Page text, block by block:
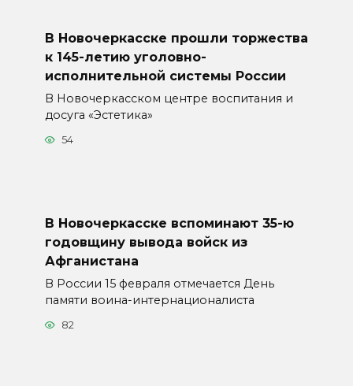
В Новочеркасске прошли торжества
к 145-летию уголовно-
исполнительной системы России
В Новочеркасском центре воспитания и
досуга «Эстетика»
54
В Новочеркасске вспоминают 35-ю
годовщину вывода войск из
Афганистана
В России 15 февраля отмечается День
памяти воина-интернационалиста
82